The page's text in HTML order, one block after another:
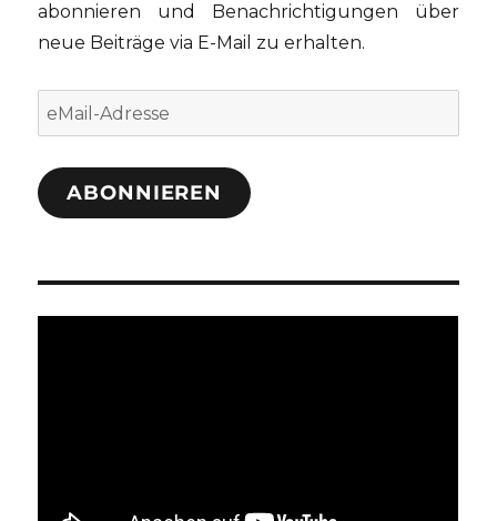
abonnieren und Benachrichtigungen über
neue Beiträge via E-Mail zu erhalten.
eMail-
Adresse
ABONNIEREN